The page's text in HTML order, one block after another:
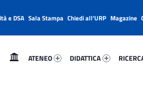
ATENEO
DIDATTICA
e DSA Sala Stampa Chiedi all’URP Magazine